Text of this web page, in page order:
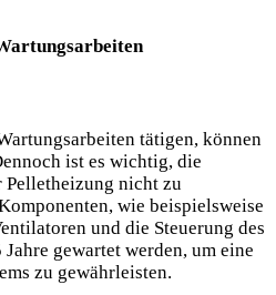
tätigen, können
ist es wichtig, die
Pelletheizung nicht zu
wie beispielsweise
und die Steuerung des
gewartet werden, um eine
zu gewährleisten.